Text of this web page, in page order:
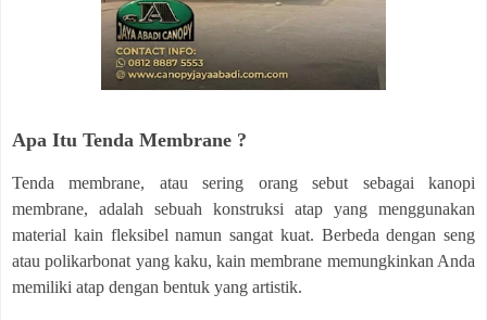
Apa Itu Tenda Membrane ?
Tenda membrane, atau sering orang sebut sebagai kanopi
membrane, adalah sebuah konstruksi atap yang menggunakan
material kain fleksibel namun sangat kuat. Berbeda dengan seng
atau polikarbonat yang kaku, kain membrane memungkinkan Anda
memiliki atap dengan bentuk yang artistik.